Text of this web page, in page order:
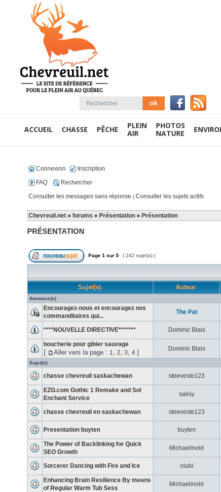
ACCUEIL CHASSE PÊCHE
PLEIN
AIR
PHOTOS
NATURE
Connexion
Inscription
FAQ
Rechercher
Consulter les messages sans réponse | Consulter les sujets actifs
Chevreuil.net » forums » Présentation » Présentation
PRÉSENTATION
Page 1 sur 5 [ 242 sujet(s) ]
Sujet(s) Auteur
Annonce(s)
Encouragez-nous et encouragez nos
commanditaires qui...
The Pat
****NOUVELLE DIRECTIVE******* Dominic Blais
boucherie pour gibier sauvage
[ Aller vers la page : 1, 2, 3, 4 ] Dominic Blais
Sujet(s)
chasse chevreuil saskachewan steeveste123
EZG.com Gothic 1 Remake and Sol
Enchant Service
salisy
chasse chevreuil en saskachewan steeveste123
Presentation buyten buyten
The Power of Backlinking for Quick
SEO Growth
Michaelinold
Sorcerer Dancing with Fire and Ice niubi
Enhancing Brain Resilience By means
of Regular Warm Tub Sess
Michaelinold